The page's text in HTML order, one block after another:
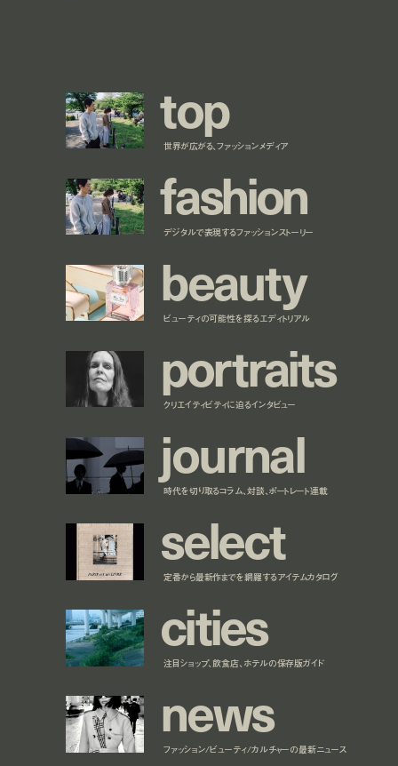
top
世界が広がる、ファッションメディア
fashion
デジタルで表現するファッションストーリー
beauty
ビューティの可能性を探るエディトリアル
portraits
クリエイティビティに迫るインタビュー
journal
時代を切り取るコラム、対談、ポートレート連載
select
定番から最新作までを網羅するアイテムカタログ
cities
注目ショップ、飲食店、ホテルの保存版ガイド
news
ファッション/ビューティ/カルチャーの最新ニュース